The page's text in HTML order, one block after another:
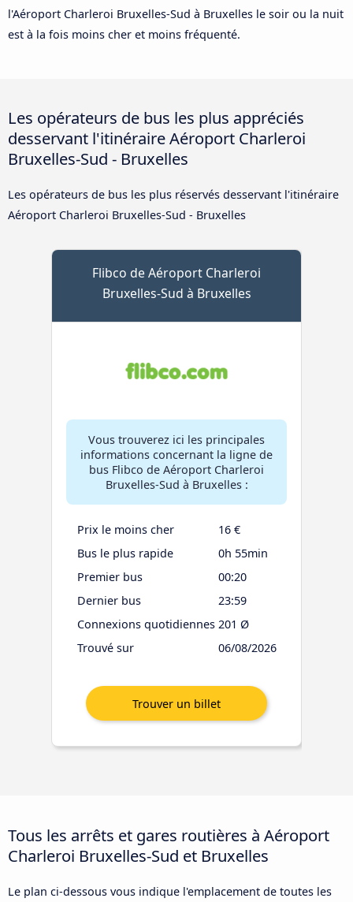
l'Aéroport Charleroi Bruxelles-Sud à Bruxelles le soir ou la nuit
est à la fois moins cher et moins fréquenté.
Les opérateurs de bus les plus appréciés
desservant l'itinéraire Aéroport Charleroi
Bruxelles-Sud - Bruxelles
Les opérateurs de bus les plus réservés desservant l'itinéraire
Aéroport Charleroi Bruxelles-Sud - Bruxelles
Flibco de Aéroport Charleroi
Bruxelles-Sud à Bruxelles
Vous trouverez ici les principales
informations concernant la ligne de
bus Flibco de Aéroport Charleroi
Bruxelles-Sud à Bruxelles :
Prix le moins cher
16 €
Bus le plus rapide
0h 55min
Premier bus
00:20
Dernier bus
23:59
Connexions quotidiennes 201 Ø
Trouvé sur
06/08/2026
Tous les arrêts et gares routières à Aéroport
Charleroi Bruxelles-Sud et Bruxelles
Le plan ci-dessous vous indique l'emplacement de toutes les